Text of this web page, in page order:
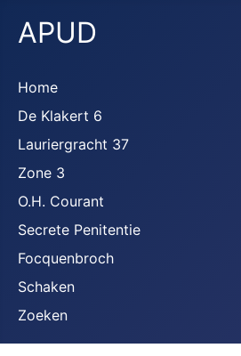
APUD
Home
De Klakert 6
Lauriergracht 37
Zone 3
O.H. Courant
Secrete Penitentie
Focquenbroch
Schaken
Zoeken